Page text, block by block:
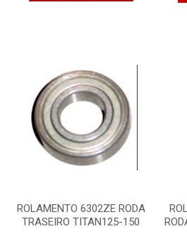
ROLAMENTO 6302ZE RODA
TRASEIRO TITAN125-150